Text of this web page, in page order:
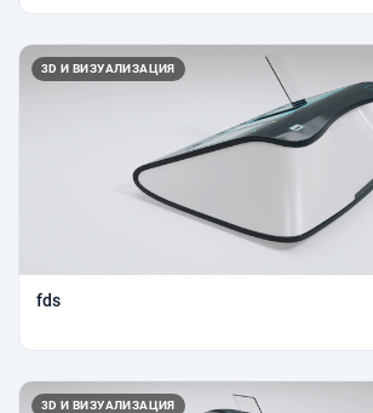
3D И ВИЗУАЛИЗАЦИЯ
fds
3D И ВИЗУАЛИЗАЦИЯ